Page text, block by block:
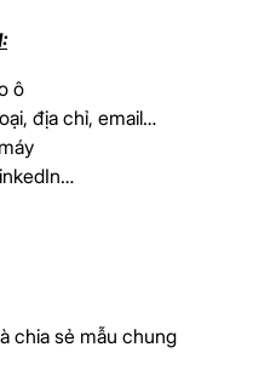
ô
địa chỉ, email…
chia sẻ mẫu chung